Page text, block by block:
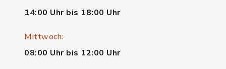
14:00 Uhr bis 18:00 Uhr
Mittwoch:
08:00 Uhr bis 12:00 Uhr